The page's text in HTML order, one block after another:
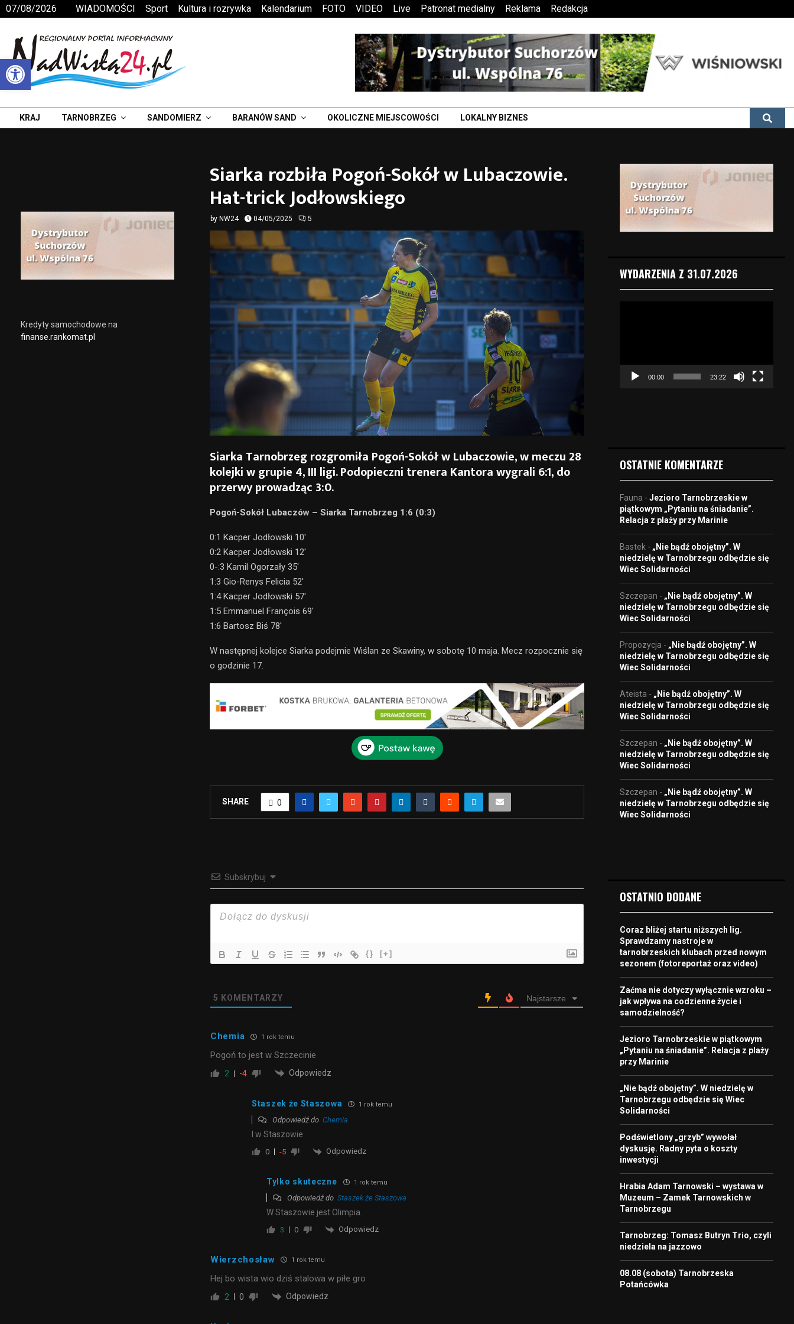
Otwórz pasek narzędzi
07/08/2026 WIADOMOŚCI Sport Kultura i rozrywka Kalendarium FOTO VIDEO Live Patronat medialny Reklama Redakcja
KRAJ TARNOBRZEG SANDOMIERZ BARANÓW SAND OKOLICZNE MIEJSCOWOŚCI LOKALNY BIZNES
Siarka rozbiła Pogoń-Sokół w Lubaczowie.
Hat-trick Jodłowskiego
by NW24 04/05/2025 5
Siarka Tarnobrzeg rozgromiła Pogoń-Sokół w Lubaczowie, w meczu 28
kolejki w grupie 4, III ligi. Podopieczni trenera Kantora wygrali 6:1, do
przerwy prowadząc 3:0.
Pogoń-Sokół Lubaczów – Siarka Tarnobrzeg 1:6 (0:3)
0:1 Kacper Jodłowski 10′
0:2 Kacper Jodłowski 12′
0-:3 Kamil Ogorzały 35′
1:3 Gio-Renys Felicia 52′
1:4 Kacper Jodłowski 57′
1:5 Emmanuel François 69′
1:6 Bartosz Biś 78′
W następnej kolejce Siarka podejmie Wiślan ze Skawiny, w sobotę 10 maja. Mecz rozpocznie się
o godzinie 17.
SHARE 0
Subskrybuj
{} [+]
5 KOMENTARZY Najstarsze
Chemia 1 rok temu
Pogoń to jest w Szczecinie
2 -4 Odpowiedz
Staszek że Staszowa 1 rok temu
Odpowiedź do Chemia
I w Staszowie
0 -5 Odpowiedz
Tylko skuteczne 1 rok temu
Odpowiedź do Staszek że Staszowa
W Staszowie jest Olimpia.
3 0 Odpowiedz
Wierzchosław 1 rok temu
Hej bo wista wio dziś stalowa w piłe gro
2 0 Odpowiedz
Kredyty samochodowe na
finanse.rankomat.pl
WYDARZENIA Z 31.07.2026
e
o
00:00 23:22
OSTATNIE KOMENTARZE
Fauna - Jezioro Tarnobrzeskie w
piątkowym „Pytaniu na śniadanie”.
Relacja z plaży przy Marinie
Bastek - „Nie bądź obojętny”. W
niedzielę w Tarnobrzegu odbędzie się
Wiec Solidarności
Szczepan - „Nie bądź obojętny”. W
niedzielę w Tarnobrzegu odbędzie się
Wiec Solidarności
Propozycja - „Nie bądź obojętny”. W
niedzielę w Tarnobrzegu odbędzie się
Wiec Solidarności
Ateista - „Nie bądź obojętny”. W
niedzielę w Tarnobrzegu odbędzie się
Wiec Solidarności
Szczepan - „Nie bądź obojętny”. W
niedzielę w Tarnobrzegu odbędzie się
Wiec Solidarności
Szczepan - „Nie bądź obojętny”. W
niedzielę w Tarnobrzegu odbędzie się
Wiec Solidarności
OSTATNIO DODANE
Coraz bliżej startu niższych lig.
Sprawdzamy nastroje w
tarnobrzeskich klubach przed nowym
sezonem (fotoreportaż oraz video)
Zaćma nie dotyczy wyłącznie wzroku –
jak wpływa na codzienne życie i
samodzielność?
Jezioro Tarnobrzeskie w piątkowym
„Pytaniu na śniadanie”. Relacja z plaży
przy Marinie
„Nie bądź obojętny”. W niedzielę w
Tarnobrzegu odbędzie się Wiec
Solidarności
Podświetlony „grzyb” wywołał
dyskusję. Radny pyta o koszty
inwestycji
Hrabia Adam Tarnowski – wystawa w
Muzeum – Zamek Tarnowskich w
Tarnobrzegu
Tarnobrzeg: Tomasz Butryn Trio, czyli
niedziela na jazzowo
08.08 (sobota) Tarnobrzeska
Potańcówka